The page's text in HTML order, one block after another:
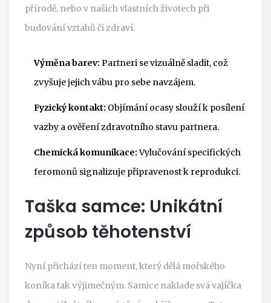
přírodě, nebo v našich vlastních životech při
budování vztahů či zdraví.
Výměna barev: Partneri se vizuálně sladit, což
zvyšuje jejich vábu pro sebe navzájem.
Fyzický kontakt: Objímání ocasy slouží k posílení
vazby a ověření zdravotního stavu partnera.
Chemická komunikace:Vylučování specifických
feromonů signalizuje připravenost k reprodukci.
Taška samce: Unikátní
způsob těhotenství
Nyní přichází ten moment, který dělá mořského
koníka tak výjimečným. Samice naklade svá vajíčka